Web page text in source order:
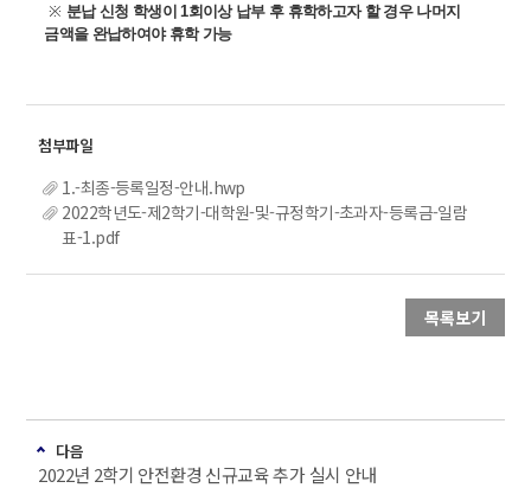
※ 분납 신청 학생이 1회이상 납부 후 휴학하고자 할 경우 나머지
금액을 완납하여야 휴학 가능
1.-최종-등록일정-안내.hwp
2022학년도-제2학기-대학원-및-규정학기-초과자-등록금-일람
표-1.pdf
목록보기
다음
2022년 2학기 안전환경 신규교육 추가 실시 안내